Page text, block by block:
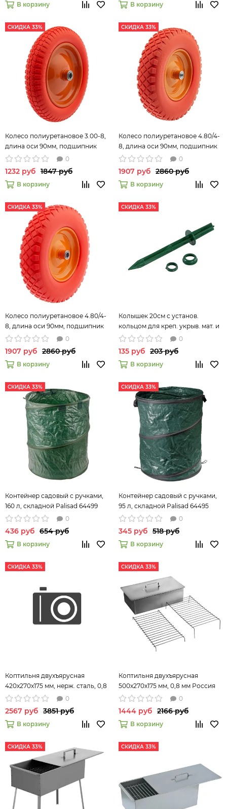
В корзину В корзину
СКИДКА 33%
Колесо полиуретановое 3.00-8,
длина оси 90мм, подшипник
20мм//Palisad 689760
1232 руб 1847 руб
В корзину
СКИДКА 33%
Колесо полиуретановое 4.80/4-
8, длина оси 90мм, подшипник
12мм//Palisad 68978 0
1907 руб 2860 руб
В корзину
СКИДКА 33%
Колесо полиуретановое 4.80/4-
8, длина оси 90мм, подшипник
20мм//Palisad 689770
1907 руб 2860 руб
В корзину
СКИДКА 33%
Колышек 20см с установ.
кольцом для креп. укрыв. мат. и
пленки 10шт/уп, зеленый//
0
135 руб 203 руб
В корзину
СКИДКА 33%
Контейнер садовый с ручками,
160 л, складной Palisad 64499
0
436 руб 654 руб
В корзину
СКИДКА 33%
Контейнер садовый с ручками,
95 л, складной Palisad 64495
0
345 руб 518 руб
В корзину
СКИДКА 33%
Коптильня двухъярусная
420x270x175 мм, нерж. сталь, 0,8
мм, с поддоном, Россия
Camping// Palisad
0
2567 руб 3851 руб
В корзину
СКИДКА 33%
Коптильня двухъярусная
500x270x175 мм, 0,8 мм Россия
Camping// Palisad
0
1444 руб 2166 руб
В корзину
СКИДКА 33% СКИДКА 33%